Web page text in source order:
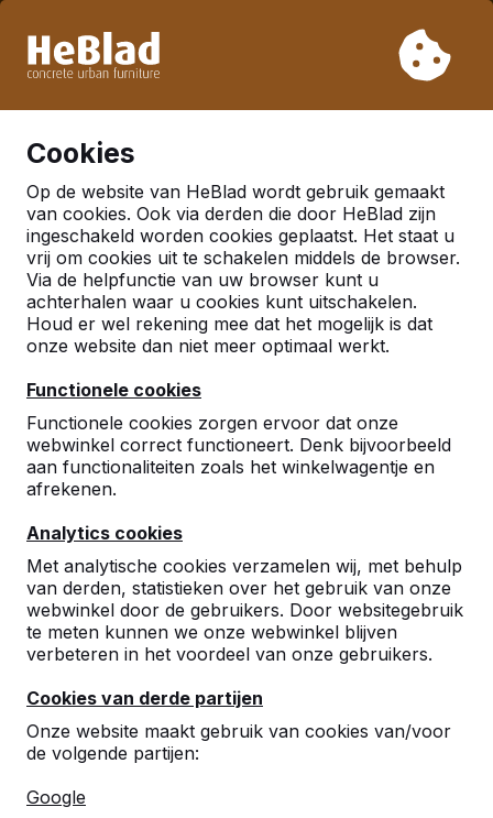
week 33. Houdt u daarom rekening met langere levertijden.
Cookies
Op de website van HeBlad wordt gebruik gemaakt
van cookies. Ook via derden die door HeBlad zijn
ingeschakeld worden cookies geplaatst. Het staat u
vrij om cookies uit te schakelen middels de browser.
Via de helpfunctie van uw browser kunt u
achterhalen waar u cookies kunt uitschakelen.
Houd er wel rekening mee dat het mogelijk is dat
onze website dan niet meer optimaal werkt.
Functionele cookies
Functionele cookies zorgen ervoor dat onze
webwinkel correct functioneert. Denk bijvoorbeeld
aan functionaliteiten zoals het winkelwagentje en
afrekenen.
Analytics cookies
Met analytische cookies verzamelen wij, met behulp
van derden, statistieken over het gebruik van onze
webwinkel door de gebruikers. Door websitegebruik
te meten kunnen we onze webwinkel blijven
verbeteren in het voordeel van onze gebruikers.
Cookies van derde partijen
Onze website maakt gebruik van cookies van/voor
de volgende partijen:
Google
Al meer dan 30.000 producten verkocht
Veelgestelde vragen
Hier vind je enkele vragen die veel gesteld worden.
Staat je vraag er niet tussen? Neem dan gerust
contact op.
Picknicksets
Speltafels